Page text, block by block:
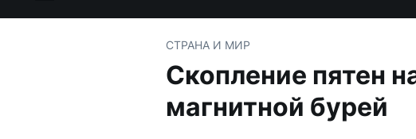
СТРАНА И МИР
Скопление пятен
магнитной бурей